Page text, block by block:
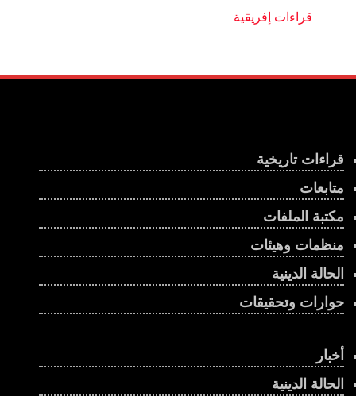
قراءات تاريخية
متابعات
مكتبة الملفات
منظمات وهيئات
الحالة الدينية
حوارات وتحقيقات
أخبار
الحالة الدينية